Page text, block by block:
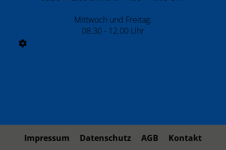
Mittwoch und Freitag:
08.30 - 12.00 Uhr
Impressum Datenschutz AGB Kontakt